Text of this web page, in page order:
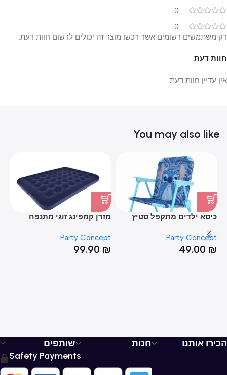
0
0
חוות דעת
אין עדיין חוות דעת.
רק משתמשים רשומים אשר רכשו מוצר זה יכולים לרשום חוות דעת.
You may also like
כיסא ילדים מתקפל סטיץ
Party Concept
49.00 ₪
מזרן קמפינג זוגי מתנפח
Party Concept
99.90 ₪
הכירו אותנו חנות
שותפים
Safety Payments